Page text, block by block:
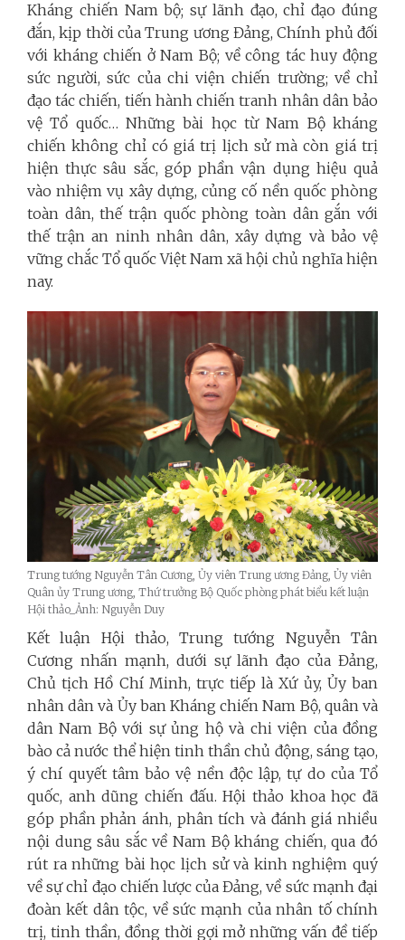
Kháng chiến Nam bộ; sự lãnh đạo, chỉ đạo đúng
đắn, kịp thời của Trung ương Đảng, Chính phủ đối
với kháng chiến ở Nam Bộ; về công tác huy động
sức người, sức của chi viện chiến trường; về chỉ
đạo tác chiến, tiến hành chiến tranh nhân dân bảo
vệ Tổ quốc… Những bài học từ Nam Bộ kháng
chiến không chỉ có giá trị lịch sử mà còn giá trị
hiện thực sâu sắc, góp phần vận dụng hiệu quả
vào nhiệm vụ xây dựng, củng cố nền quốc phòng
toàn dân, thế trận quốc phòng toàn dân gắn với
thế trận an ninh nhân dân, xây dựng và bảo vệ
vững chắc Tổ quốc Việt Nam xã hội chủ nghĩa hiện
nay.
Trung tướng Nguyễn Tân Cương, Ủy viên Trung ương Đảng, Ủy viên
Quân ủy Trung ương, Thứ trưởng Bộ Quốc phòng phát biểu kết luận
Hội thảo_Ảnh: Nguyễn Duy
Kết luận Hội thảo, Trung tướng Nguyễn Tân
Cương nhấn mạnh, dưới sự lãnh đạo của Đảng,
Chủ tịch Hồ Chí Minh, trực tiếp là Xứ ủy, Ủy ban
nhân dân và Ủy ban Kháng chiến Nam Bộ, quân và
dân Nam Bộ với sự ủng hộ và chi viện của đồng
bào cả nước thể hiện tinh thần chủ động, sáng tạo,
ý chí quyết tâm bảo vệ nền độc lập, tự do của Tổ
quốc, anh dũng chiến đấu. Hội thảo khoa học đã
góp phần phản ánh, phân tích và đánh giá nhiều
nội dung sâu sắc về Nam Bộ kháng chiến, qua đó
rút ra những bài học lịch sử và kinh nghiệm quý
về sự chỉ đạo chiến lược của Đảng, về sức mạnh đại
đoàn kết dân tộc, về sức mạnh của nhân tố chính
trị, tinh thần, đồng thời gợi mở những vấn đề tiếp